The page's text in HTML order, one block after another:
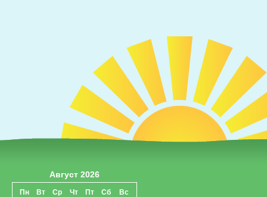
Август 2026
Пн Вт Ср Чт Пт Сб
Вс